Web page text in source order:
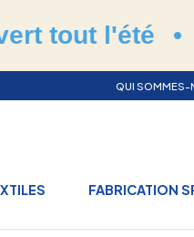
• Devis
QUI SOMMES-
FABRICATION